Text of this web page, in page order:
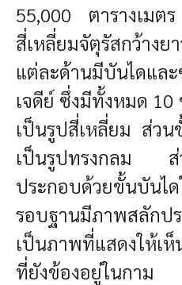
55,000 ตารางเมต
สี่เหลี่ยมจัตุรัสกว้าง
แต่ละด้านมีบันไดแล
เจดีย์ ซึ่งมีทั้งหมด
เป็นรูปสี่เหลี่ยม ส่ว
เป็นรูปทรงกลม ส่
ประกอบด้วยขั้นบัน
รอบฐานมีภาพสลั
เป็นภาพที่แสดงให้เ
ที่ยังข้องอยู่ในกา